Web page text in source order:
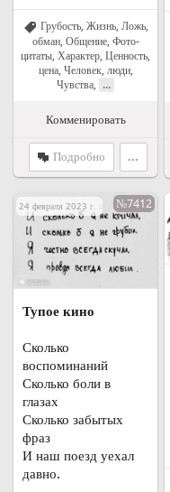
Грубость, Жизнь, Ложь,
обман, Общение, Фото-
цитаты, Характер, Ценность,
цена, Человек, люди,
Чувства, ...
Комменировать
Подробно ...
24 февраля 2023 г. в 10:31№7412
Тупое кино
Сколько
воспоминаний
Сколько боли в
глазах
Сколько забытых
фраз
И наш поезд уехал
давно.